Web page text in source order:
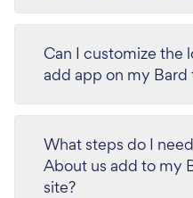
Can I customize the
add app on my Bard
What steps do I
About us add to my
site?